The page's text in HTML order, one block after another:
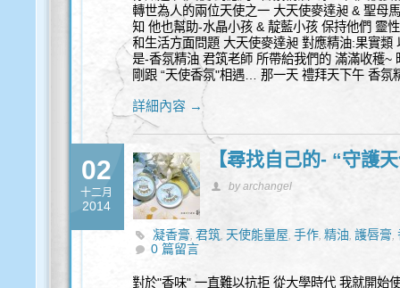
轉世為人的兩位天使之一 大天使麥達昶 & 聖母
知 他也幫助-水晶小孩 & 靛藍小孩 保持他們 靈
和生活方面問題 大天使麥達昶 對應精油:果實
是-香氛精油 君筑老師 所帶給我們的 滿滿收穫
剛跟 “天使香氛"相遇… 那一天 禮拜天下午 香氛
詳細內容 →
02
十二月
2014
【尋找自己的- “守護
by archangel
凝香膏,君筑, 天使能量屋,手作,精油,護唇膏,
0 篇留言
對於"香味" 一直難以抗拒 從大學時代 我就開始